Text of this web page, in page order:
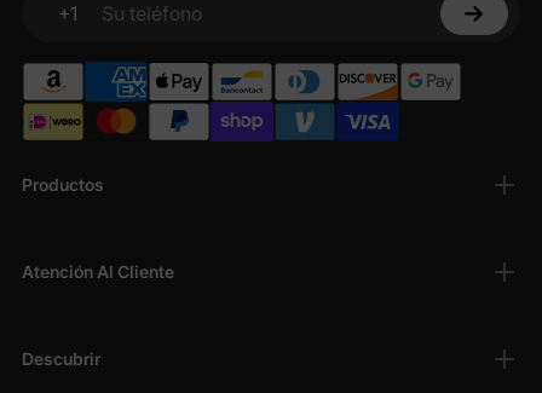
Productos
Atención Al Cliente
Descubrir
+1
Su teléfono